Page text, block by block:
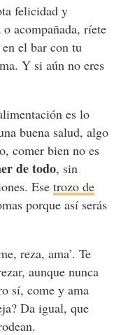
felicidad y
acompañada, ríete
el bar con tu
Y si aún no eres
es lo
buena salud, algo
comer bien no es
de todo, sin
Ese trozo de
porque así serás
reza, ama’. Te
aunque nunca
sí, come y ama
Da igual, que